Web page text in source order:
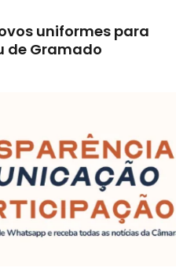
uniformes para
de Gramado